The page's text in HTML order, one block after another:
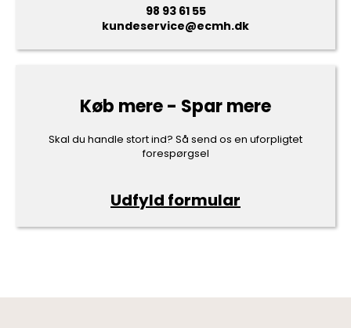
98 93 61 55
kundeservice@ecmh.dk
Køb mere - Spar mere
Skal du handle stort ind? Så send os en uforpligtet
forespørgsel
Udfyld formular